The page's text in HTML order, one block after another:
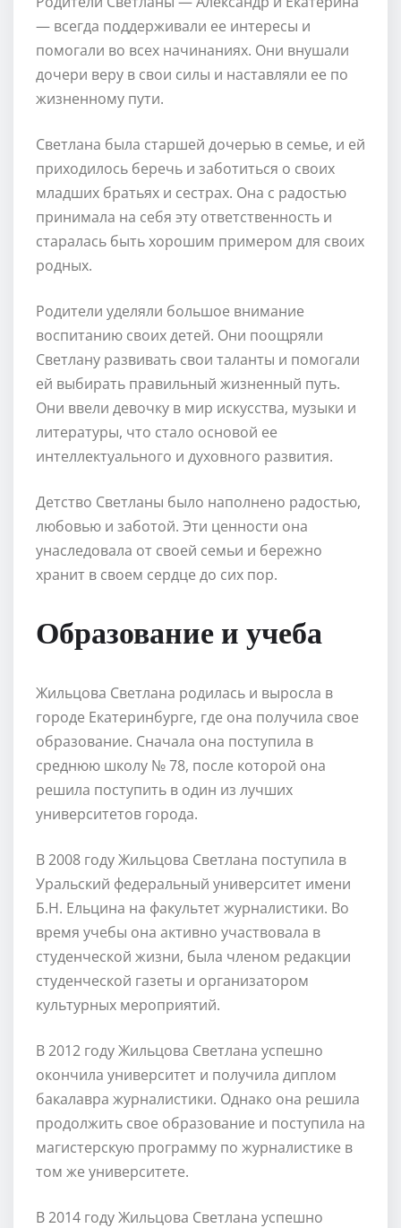
— всегда поддерживали ее интересы и
помогали во всех начинаниях. Они внушали
дочери веру в свои силы и наставляли ее по
жизненному пути.
Светлана была старшей дочерью в семье, и ей
приходилось беречь и заботиться о своих
младших братьях и сестрах. Она с радостью
принимала на себя эту ответственность и
старалась быть хорошим примером для своих
родных.
Родители уделяли большое внимание
воспитанию своих детей. Они поощряли
Светлану развивать свои таланты и помогали
ей выбирать правильный жизненный путь.
Они ввели девочку в мир искусства, музыки и
литературы, что стало основой ее
интеллектуального и духовного развития.
Детство Светланы было наполнено радостью,
любовью и заботой. Эти ценности она
унаследовала от своей семьи и бережно
хранит в своем сердце до сих пор.
Образование и учеба
Жильцова Светлана родилась и выросла в
городе Екатеринбурге, где она получила свое
образование. Сначала она поступила в
среднюю школу № 78, после которой она
решила поступить в один из лучших
университетов города.
В 2008 году Жильцова Светлана поступила в
Уральский федеральный университет имени
Б.Н. Ельцина на факультет журналистики. Во
время учебы она активно участвовала в
студенческой жизни, была членом редакции
студенческой газеты и организатором
культурных мероприятий.
В 2012 году Жильцова Светлана успешно
окончила университет и получила диплом
бакалавра журналистики. Однако она решила
продолжить свое образование и поступила на
магистерскую программу по журналистике в
том же университете.
В 2014 году Жильцова Светлана успешно